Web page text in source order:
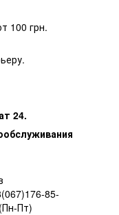
100 грн.
24.
85-
Пт)